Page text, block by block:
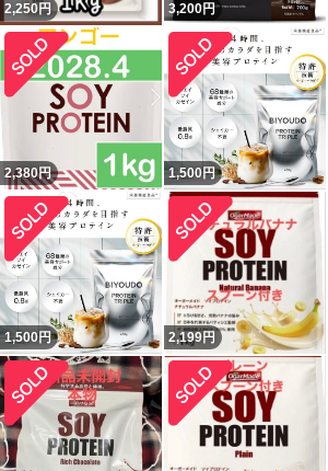
2,250円 3,200円
2,380円 1,500円
1,500円 2,199円